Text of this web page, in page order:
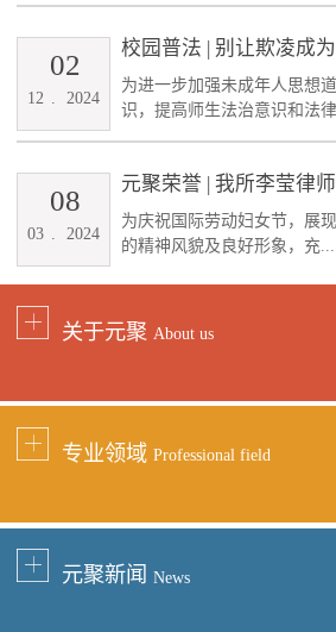
校园普法 | 别让欺凌成
为进一步加强未成年人思想
识，提高师生法治意识和法律
12 2024
02
元聚荣誉 | 我所李莹律
为庆祝国际劳动妇女节，展
的精神风貌及良好形象，充...
03 2024
08
关于元聚 About us
专业领域 Professional field
元聚新闻 News